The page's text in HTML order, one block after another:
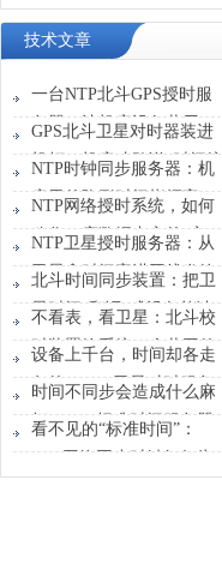
技术文章
一台NTP北斗GPS授时服
务器，让机房设备共用一
张“时刻表”
GPS北斗卫星对时器装进
机柜，机房才敢说“时间统
一”
NTP时钟同步服务器：机
房里的隐形时间指挥官
NTP网络授时系统，如何
稳住一座数据中心的“心
跳”？
NTP卫星授时服务器：从
卫星拿时间塞进网线发给
设备
北斗时间同步装置：把卫
星时间“翻译”成设备能读
懂的信号
不看表，看卫星：北斗校
时装置给系统一个共同的
时间原点
设备上千台，时间却各走
各的？GPS卫星对时服务
器能做什么？
时间不同步会造成什么麻
烦？GPS标准时间服务器
解决的不只是校时
看不见的“标准时间”：
GPS网络同步时钟如何为